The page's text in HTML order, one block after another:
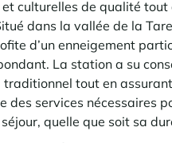
séjours
savoir plus
savoir plus
Le Praz
Moriond
Village
savoir plus
savoir plus
savoir plus
culturelles de qualité tout
dans la vallée de la
d’un enneigement
La station a su
tout en
des services nécessaires
quelle que soit sa